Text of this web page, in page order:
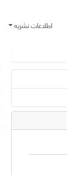
اطلاعات نشریه